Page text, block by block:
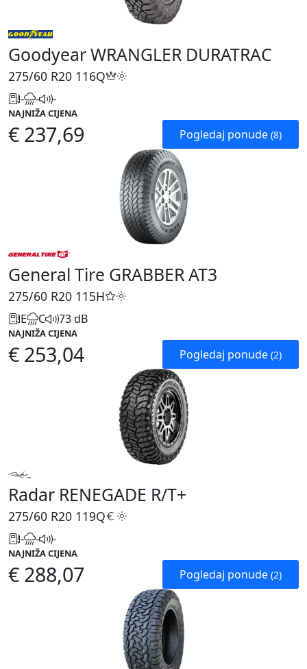
Goodyear WRANGLER DURATRAC
275/60 R20 116Q
- - -
NAJNIŽA CIJENA
€ 237,69 Pogledaj ponude (8)
General Tire GRABBER AT3
275/60 R20 115H
E C 73 dB
NAJNIŽA CIJENA
€ 253,04 Pogledaj ponude (2)
Radar RENEGADE R/T+
275/60 R20 119Q
- - -
NAJNIŽA CIJENA
€ 288,07 Pogledaj ponude (2)